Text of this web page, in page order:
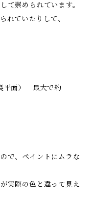
て崇められています。
れていたりして、
面） 最大で約
で、ペイントにムラな
実際の色と違って見え